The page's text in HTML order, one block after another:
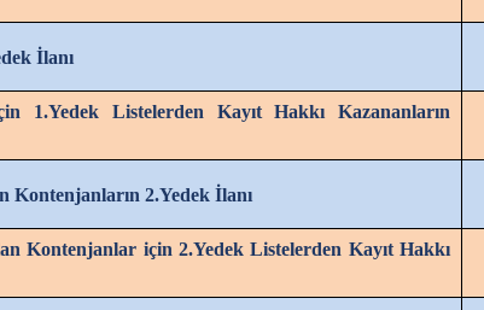
İlanı
Listelerden Kayıt Hakkı Kazananların
Kontenjanların 2.Yedek İlanı
Kontenjanlar için 2.Yedek Listelerden Kayıt Hakkı